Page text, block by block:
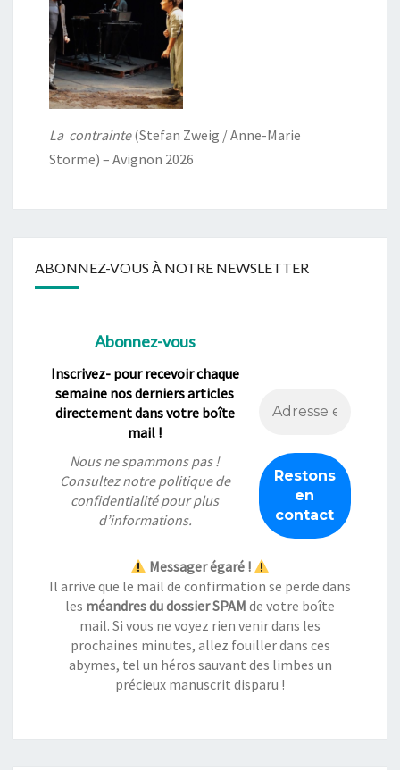
La contrainte(Stefan Zweig / Anne-Marie
Storme) – Avignon 2026
ABONNEZ-VOUS À NOTRE NEWSLETTER
Abonnez-vous
Inscrivez- pour recevoir chaque
semaine nos derniers articles
directement dans votre boîte
mail !
Nous ne spammons pas !
Consultez notrepolitique de
confidentialitépour plus
d’informations.
Messager égaré !
Il arrive que le mail de confirmation se perde dans
les méandres du dossier SPAM de votre boîte
mail. Si vous ne voyez rien venir dans les
prochaines minutes, allez fouiller dans ces
abymes, tel un héros sauvant des limbes un
précieux manuscrit disparu !